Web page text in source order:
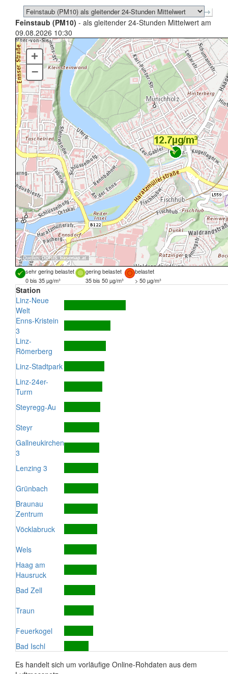
Feinstaub (PM10) - als gleitender 24-Stunden Mittelwert am
09.08.2026 10:30
Quellen:DORIS, basemap.at
+
–
sehr gering belastet gering belastet
belastet
0 bis 35 µg/m³
35 bis 50 µg/m³ > 50 µg/m³
Station
Linz-Neue
Welt
Enns-Kristein
3
Linz-
Römerberg
Linz-Stadtpark
Linz-24er-
Turm
Steyregg-Au
Steyr
Gallneukirchen
3
Lenzing 3
Grünbach
Braunau
Zentrum
Vöcklabruck
Wels
Haag am
Hausruck
Bad Zell
Traun
Feuerkogel
Bad Ischl
Es handelt sich um vorläufige Online-Rohdaten aus dem